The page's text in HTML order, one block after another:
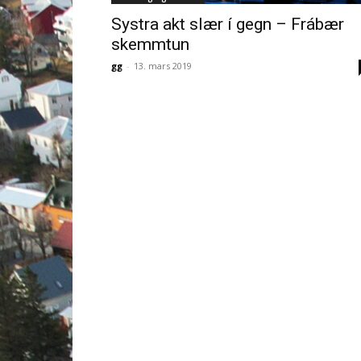
Systra akt slær í gegn – Frábær
skemmtun
gg - 13. mars 2019